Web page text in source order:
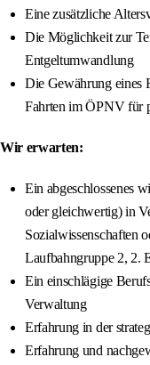
Eine zusätzliche
Die Möglichkeit zur
Entgeltumwandlung
Die Gewährung eines
Fahrten im ÖPNV für
Wir erwarten:
Ein abgeschlossenes
oder gleichwertig) in
Sozialwissenschaften
Laufbahngruppe 2, 2.
Ein einschlägige
Verwaltung
Erfahrung in der
Erfahrung und